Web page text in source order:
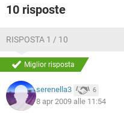
10 risposte
RISPOSTA 1 / 10
Miglior risposta
serenella3 6
8 apr 2009 alle 11:54